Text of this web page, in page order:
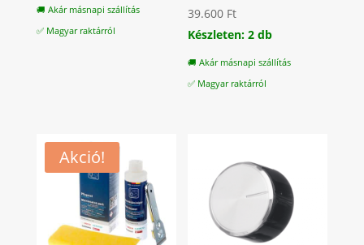
🚚 Akár másnapi szállítás
✅ Magyar raktárról
39.600 Ft
Készleten: 2 db
🚚 Akár másnapi szállítás
✅ Magyar raktárról
Akció!